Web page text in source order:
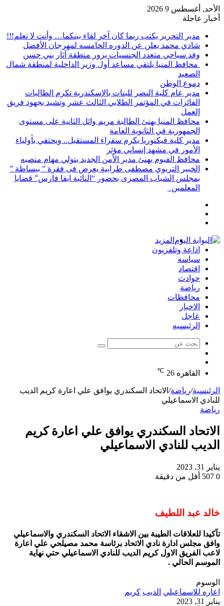
الأحد, أغسطس 9 2026
أخبار عاجلة
مدير التحرير يكتب ربما كان آخر لقاء بينكما… وأنت لا تعلم!!!
شادي محمد يعلن عن الدوره الخامسه لمهرجان الأفضل
وفد سياحي متعدد الجنسيات يزور منطقة آثار بني حسن
محافظ المنيا يلتقي مساعد أول وزير الداخلية لمنطقة شمال
الصعيد
دموع الوطن
مدير عام كلية النصر للبنات بالإسكندرية تكرم الطالبات
الفائزات في المؤتمر الطلابي الثالث عشر وتشيد بجهود فريق
العمل
محافظ المنيا يهنئ الطالبة مريم وائل الثانية على مستوى
الجمهورية في الثانوية العامة
مدير كلية فيكتوريا يكرم سفراء المستقبل.. ويحتفي بأولياء
الأمور في مشهد إنساني مؤثر
محافظ الفيوم يهنئ مدير الأمن الجديد بتولي مهام منصبه
الخبير التربوي مصطفى طرابية يعرض فى فقرة ” ببساطة ”
بمجلس الشباب المصرى بحضور “النائبة ايفا فارس” قضايا
المعلمين
المزيد
اذاعة وتلفزيون
سياسه
اقتصاد
حوادث
رياضة
محافظات
الاخبار
عاجل
الرئيسيه
بحث
عشوائي
القاهره 26
℃
الرئيسية/رياضة/ الاتحاد السكندري يوافق علي اعارة كريم الديب
للنادي الاسماعيلي
رياضة
الاتحاد السكندري يوافق علي اعارة كريم
الديب للنادي الاسماعيلي
يناير 31, 2023
0
أقل من دقيقة
خالد عبد اللطيف
تآكيدا للعلاقات الطيبة بين الاشقاء الاتحاد السكندري والاسماعيلي
وافق مجلس ادارة نادي الاتحاد برئاسة محمد مصيلحي علي اعارة
لاعب الفريق الاول كريم الديب للنادي الاسماعيلي حتي نهاية
الموسم الحالي .
الوسوم
اعاره للاسماعيلي الديب كريم
يناير 31, 2023